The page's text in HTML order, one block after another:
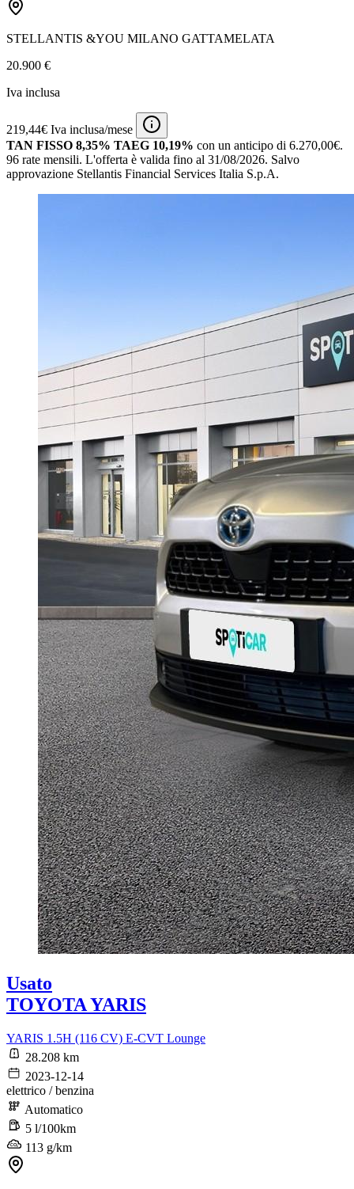
STELLANTIS &YOU MILANO GATTAMELATA
20.900 €
Iva inclusa
219,44€ Iva inclusa/mese
TAN FISSO 8,35% TAEG 10,19% con un anticipo di 6.270,00€.
96 rate mensili. L'offerta è valida fino al 31/08/2026. Salvo
approvazione Stellantis Financial Services Italia S.p.A.
Usato
TOYOTA YARIS
YARIS 1.5H (116 CV) E-CVT Lounge
28.208 km
2023-12-14
elettrico / benzina
Automatico
5 l/100km
113 g/km